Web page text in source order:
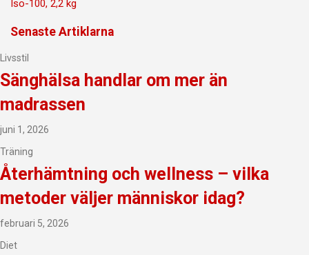
Iso-100, 2,2 kg
Senaste Artiklarna
Livsstil
Sänghälsa handlar om mer än
madrassen
juni 1, 2026
Träning
Återhämtning och wellness – vilka
metoder väljer människor idag?
februari 5, 2026
Diet